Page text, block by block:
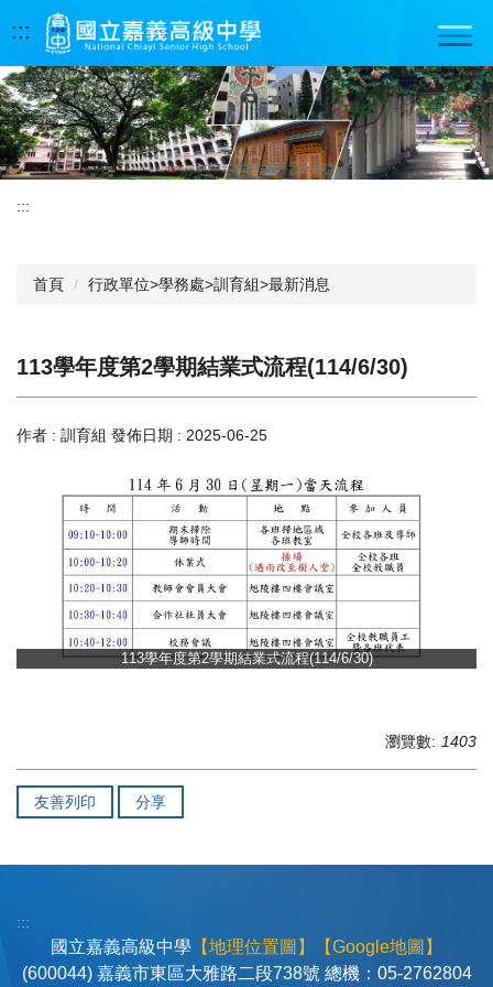
到
要
內
容
區
:::
:::
首頁 行政單位>學務處>訓育組>最新消息
113學年度第2學期結業式流程(114/6/30)
作者 : 訓育組 發佈日期 : 2025-06-25
113學年度第2學期結業式流程(114/6/30)
瀏覽數: 1403
友善列印 分享
:::
國立嘉義高級中學 【地理位置圖】
【Google地圖】
(600044) 嘉義市東區大雅路二段738號 總機：05-2762804